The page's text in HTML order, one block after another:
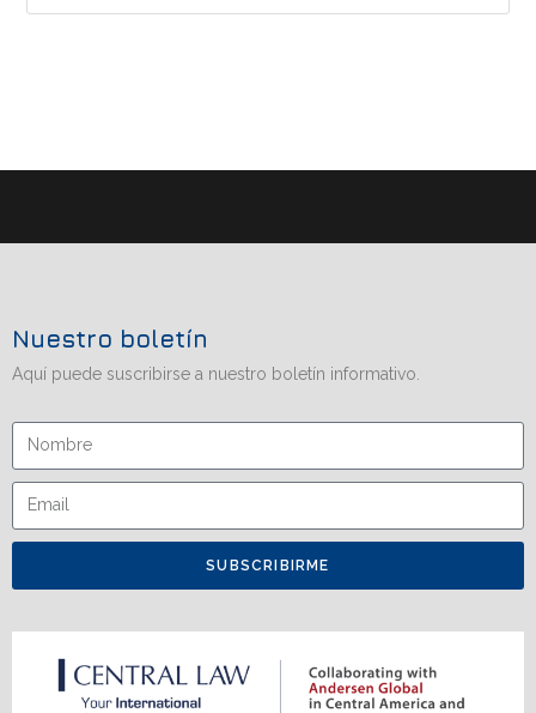
Nuestro boletín
Aquí puede suscribirse a nuestro boletín informativo.
SUBSCRIBIRME